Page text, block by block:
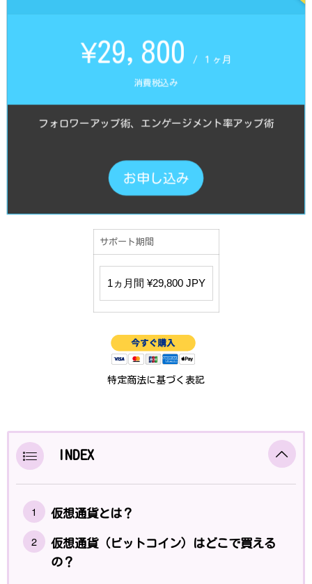
¥29,800 / １ヶ月
消費税込み
フォロワーアップ術、エンゲージメント率アップ術
お申し込み
サポート期間
特定商法に基づく表記
INDEX
仮想通貨とは？
仮想通貨（ビットコイン）はどこで買える
の？